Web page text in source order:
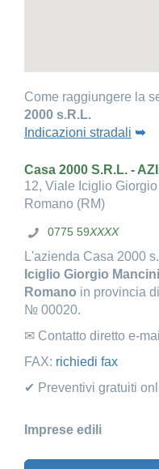
Come raggiungere la
2000 s.R.L.
Indicazioni stradali ➥
Casa 2000 S.R.L. -
12, Viale Iciglio
Romano (RM)
0775 59XXXX
L'azienda Casa 2000
Iciglio Giorgio
Romano in provincia
№ 00020.
✉ Contatto diretto e-
FAX: richiedi fax
✔ Preventivi gratuiti
Imprese edili